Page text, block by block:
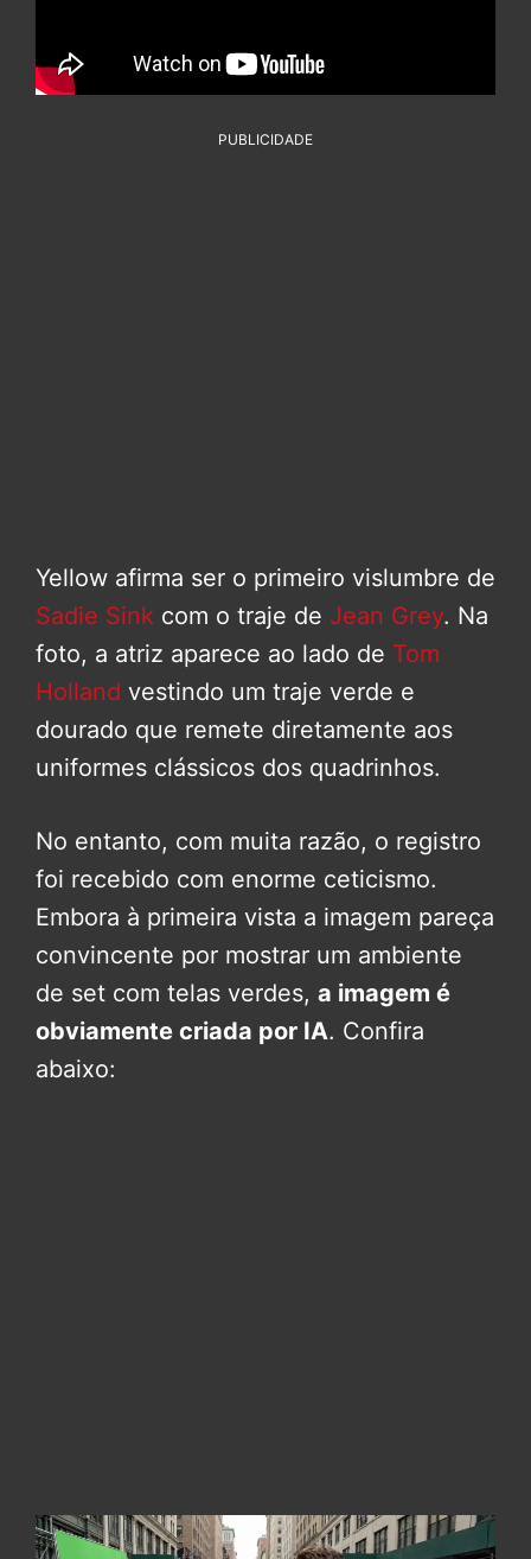
PUBLICIDADE
Yellow afirma ser o primeiro vislumbre de
Sadie Sink com o traje de Jean Grey. Na
foto, a atriz aparece ao lado de Tom
Holland vestindo um traje verde e
dourado que remete diretamente aos
uniformes clássicos dos quadrinhos.
No entanto, com muita razão, o registro
foi recebido com enorme ceticismo.
Embora à primeira vista a imagem pareça
convincente por mostrar um ambiente
de set com telas verdes, a imagem é
obviamente criada por IA. Confira
abaixo: